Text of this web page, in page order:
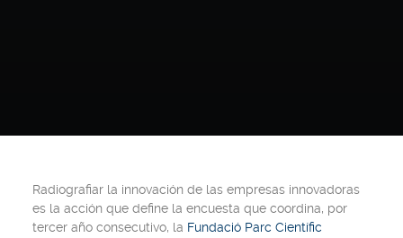
Radiografiar la innovación de las empresas innovadoras
es la acción que define la encuesta que coordina, por
tercer año consecutivo, la Fundació Parc Científic